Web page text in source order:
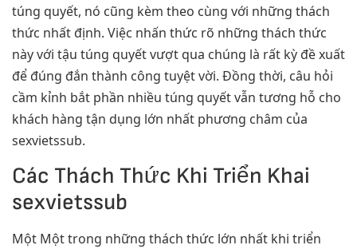
túng quyết, nó cũng kèm theo cùng với những thách
thức nhất định. Việc nhấn thức rõ những thách thức
này với tậu túng quyết vượt qua chúng là rất kỳ đề xuất
để đúng đắn thành công tuyệt vời. Đồng thời, câu hỏi
cầm kỉnh bắt phần nhiều túng quyết vẫn tương hỗ cho
khách hàng tận dụng lớn nhất phương châm của
sexvietssub.
Các Thách Thức Khi Triển Khai
sexvietssub
Một Một trong những thách thức lớn nhất khi triển